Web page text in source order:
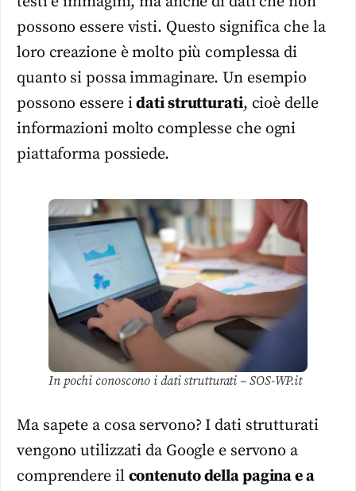
possono essere visti. Questo significa che la
loro creazione è molto più complessa di
quanto si possa immaginare. Un esempio
possono essere idati strutturati, cioè delle
informazioni molto complesse che ogni
piattaforma possiede.
In pochi conoscono i dati strutturati – SOS-WP.it
Ma sapete a cosa servono? I dati strutturati
vengono utilizzati da Google e servono a
comprendere il contenuto della pagina e a